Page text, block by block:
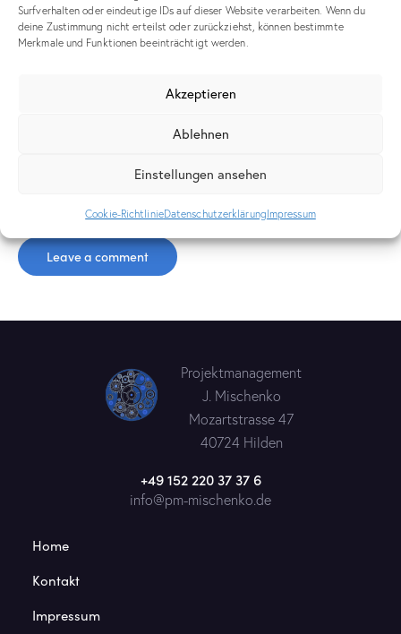
Surfverhalten oder eindeutige IDs auf dieser Website verarbeiten. Wenn du
deine Zustimmung nicht erteilst oder zurückziehst, können bestimmte
Merkmale und Funktionen beeinträchtigt werden.
Akzeptieren
Ablehnen
Einstellungen ansehen
Cookie-RichtlinieDatenschutzerklärungImpressum
Meinen Namen, meine E-Mail-Adresse und meine Website in
diesem Browser für die nächste Kommentierung speichern.
Ich stimme zu, dass meine übermittelten Daten
gesammelt und gespeichert
werden.
Projektmanagement
J. Mischenko
Mozartstrasse 47
40724 Hilden
+49 152 220 37 37 6
info@pm-mischenko.de
Home
Kontakt
Impressum